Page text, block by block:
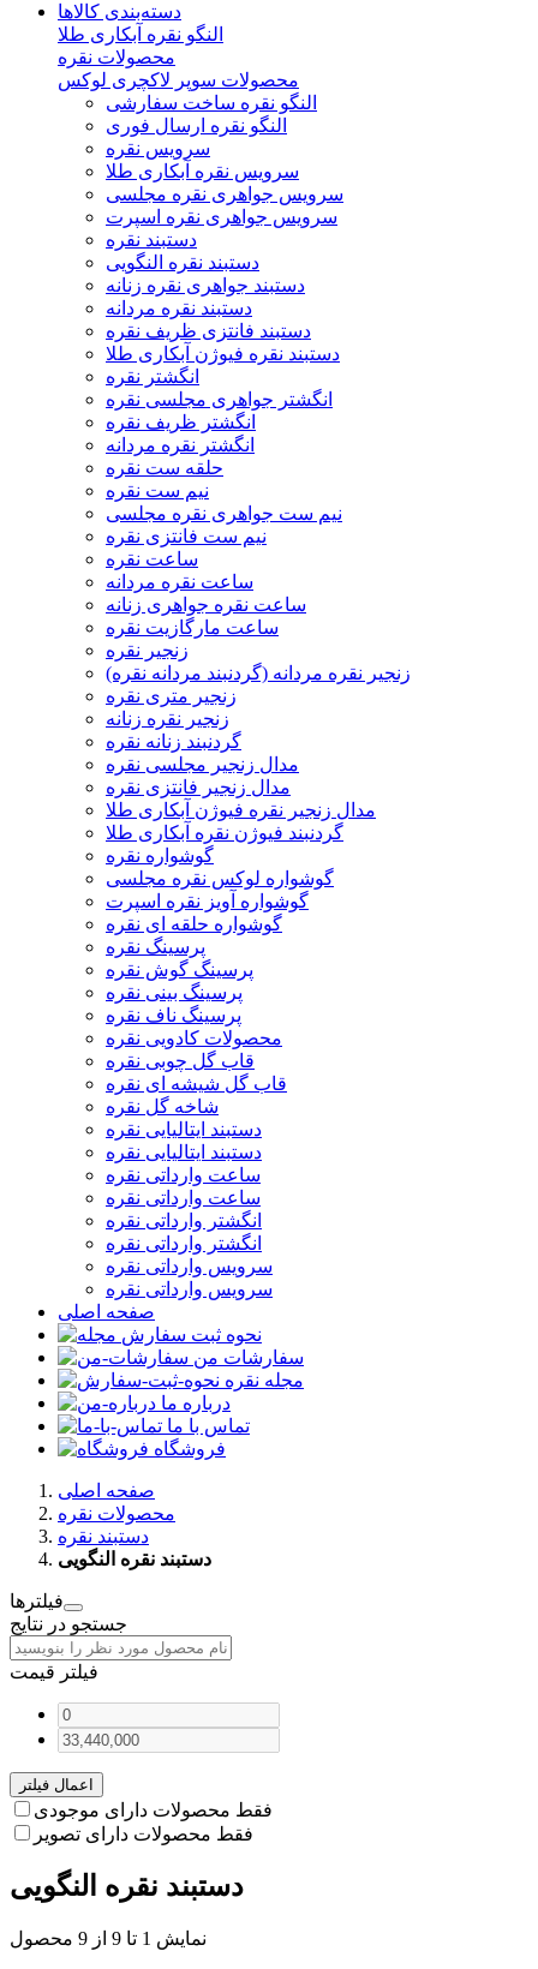
دسته‌بندی‌ کالاها
النگو نقره آبکاری طلا
محصولات نقره
محصولات سوپر لاکچری لوکس
النگو نقره ساخت سفارشی
النگو نقره ارسال فوری
سرویس نقره
سرویس نقره آبکاری طلا
سرویس جواهری نقره مجلسی
سرویس جواهری نقره اسپرت
دستبند نقره
دستبند نقره النگویی
دستبند جواهری نقره زنانه
دستبند نقره مردانه
دستبند فانتزی ظریف نقره
دستبند نقره فیوژن آبکاری طلا
انگشتر نقره
انگشتر جواهری مجلسی نقره
انگشتر ظریف نقره
انگشتر نقره مردانه
حلقه ست نقره
نیم ست نقره
نیم ست جواهری نقره مجلسی
نیم ست فانتزی نقره
ساعت نقره
ساعت نقره مردانه
ساعت نقره جواهری زنانه
ساعت مارگازیت نقره
زنجیر نقره
زنجیر نقره مردانه (گردنبند مردانه نقره)
زنجیر متری نقره
زنجیر نقره زنانه
گردنبند زنانه نقره
مدال زنجیر مجلسی نقره
مدال زنجیر فانتزی نقره
مدال زنجیر نقره فیوژن آبکاری طلا
گردنبند فیوژن نقره آبکاری طلا
گوشواره نقره
گوشواره لوکس نقره مجلسی
گوشواره آویز نقره اسپرت
گوشواره حلقه ای نقره
پرسینگ نقره
پرسینگ گوش نقره
پرسینگ بینی نقره
پرسینگ ناف نقره
محصولات کادویی نقره
قاب گل چوبی نقره
قاب گل شیشه ای نقره
شاخه گل نقره
دستبند ایتالیایی نقره
دستبند ایتالیایی نقره
ساعت وارداتی نقره
ساعت وارداتی نقره
انگشتر وارداتی نقره
انگشتر وارداتی نقره
سرویس وارداتی نقره
سرویس وارداتی نقره
صفحه اصلی
نحوه ثبت سفارش
سفارشات من
مجله نقره
درباره ما
تماس با ما
فروشگاه
صفحه اصلی
محصولات نقره
دستبند نقره
دستبند نقره النگویی
فیلترها
جستجو در نتایج
فیلتر قیمت
اعمال فیلتر
فقط محصولات دارای موجودی
فقط محصولات دارای تصویر
دستبند نقره النگویی
نمایش 1 تا 9 از 9 محصول